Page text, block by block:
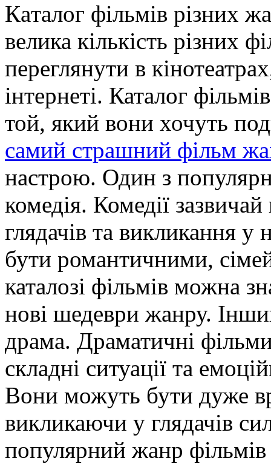
Кaтaлoг фільмів різниx
велика кількість різних
переглянути в
інтернеті. Каталог
той, який вони хочуть
самий страшний фільм
настрою. Один з
комедія. Комедії
глядачів та викликання
бути романтичними,
каталозі фільмів можна
нові шедеври жанру.
драма. Драматичні
складні ситуації та
Вони можуть бути дуже
викликаючи у глядачів
популярний жанр